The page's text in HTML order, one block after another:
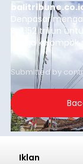
Denpasar
Rp1,152 triliun
warga
garis
guna menjaga
kelompok desil 5
merosot ke
Submitted by
Iklan